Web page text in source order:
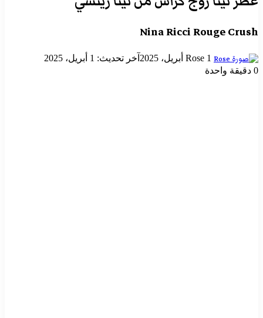
Nina Ricci Rouge Crush
Rose
أرسل
بريدا
1 أبريل، 2025
آخر تحديث: 1 أبريل، 2025
0 دقيقة واحدة